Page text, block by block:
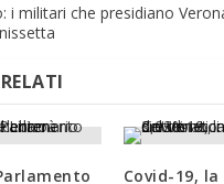
i militari che presidiano
Covid-19,